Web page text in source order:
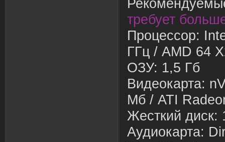
требует
Процессор:
ГГц / AMD 64
ОЗУ: 1,5 Гб
Видеокарта:
Мб / ATI
Жесткий диск:
Аудиокарта: